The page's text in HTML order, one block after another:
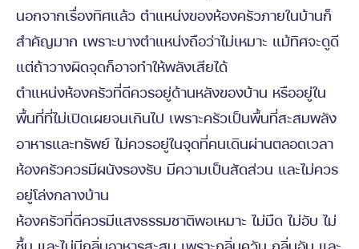
นอกจากเรื่องทิศแล้ว ตำแหน่งของห้องครัวภายในบ้านก็
สำคัญมาก เพราะบางตำแหน่งถือว่าไม่เหมาะ แม้ทิศจะดูดี
แต่ถ้าวางผิดจุดก็อาจทำให้พลังเสียได้
ตำแหน่งห้องครัวที่ดีควรอยู่ด้านหลังของบ้าน หรืออยู่ใน
พื้นที่ที่ไม่เปิดเผยจนเกินไป เพราะครัวเป็นพื้นที่สะสมพลัง
อาหารและทรัพย์ ไม่ควรอยู่ในจุดที่คนเดินผ่านตลอดเวลา
ห้องครัวควรมีผนังรองรับ มีความเป็นสัดส่วน และไม่ควร
อยู่โล่งกลางบ้าน
ห้องครัวที่ดีควรมีแสงธรรมชาติพอเหมาะ ไม่มืด ไม่อับ ไม่